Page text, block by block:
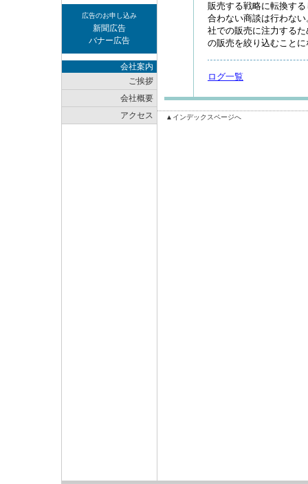
広告のお申し込み
新聞広告
バナー広告
会社案内
ご挨拶
会社概要
アクセス
販売する戦略に転換す
合わない商談は行わな
社での販売に注力する
の販売を絞り込むこと
ログ一覧
▲インデックスページへ